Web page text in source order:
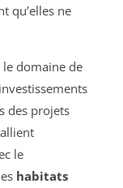
qu’elles ne
le domaine de
des projets
le
habitats